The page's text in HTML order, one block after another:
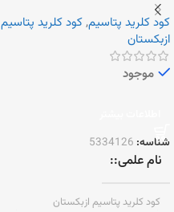
کود کلرید پتاسیم,کود کلرید پتاسیم
ازبکستان
موجود
شناسه: 5334126
نام علمی:
کود کلرید پتاسیم ازبکستان